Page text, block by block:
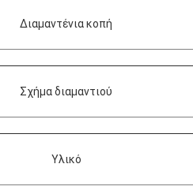
Διαμαντένια κοπή
Σχήμα διαμαντιού
Υλικό